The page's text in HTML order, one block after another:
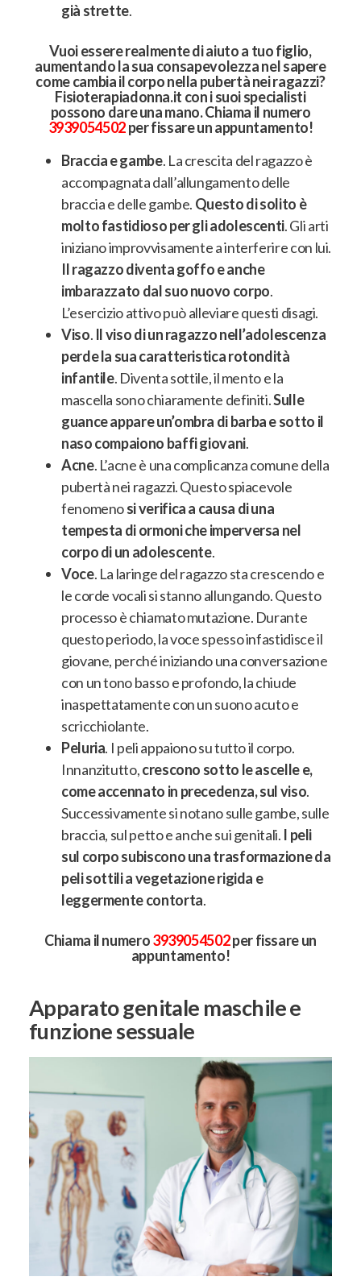
già strette.
Vuoi essere realmente di aiuto a tuo figlio,
aumentando la sua consapevolezza nel sapere
come cambia il corpo nella pubertà nei ragazzi?
Fisioterapiadonna.it con i suoi specialisti
possono dare una mano. Chiama il numero
3939054502per fissare un appuntamento!
Braccia e gambe. La crescita del ragazzo è
accompagnata dall’allungamento delle
braccia e delle gambe. Questo di solito è
molto fastidioso per gli adolescenti. Gli arti
iniziano improvvisamente a interferire con lui.
Il ragazzo diventa goffo e anche
imbarazzato dal suo nuovo corpo.
L’esercizio attivo può alleviare questi disagi.
Viso. Il viso di un ragazzo nell’adolescenza
perde la sua caratteristica rotondità
infantile. Diventa sottile,il mento e la
mascella sono chiaramente definiti.Sulle
guance appare un’ombra di barba e sotto il
naso compaiono baffi giovani.
Acne. L’acne è una complicanza comune della
pubertà nei ragazzi. Questo spiacevole
fenomenosi verifica a causa di una
tempesta di ormoni che imperversa nel
corpo di un adolescente.
Voce. La laringe del ragazzo sta crescendo e
le corde vocali si stanno allungando. Questo
processo è chiamato mutazione. Durante
questo periodo, la voce spesso infastidisce il
giovane, perché iniziando una conversazione
con un tono basso e profondo, la chiude
inaspettatamente con un suono acuto e
scricchiolante.
Peluria. I peli appaiono su tutto il corpo.
Innanzitutto,crescono sotto le ascelle e,
come accennato in precedenza, sul viso.
Successivamente si notano sulle gambe, sulle
braccia, sul petto e anche sui genitali. I peli
sul corpo subiscono una trasformazione da
peli sottili a vegetazione rigida e
leggermente contorta.
Chiama il numero3939054502per fissare un
appuntamento!
Apparato genitale maschile e
funzione sessuale